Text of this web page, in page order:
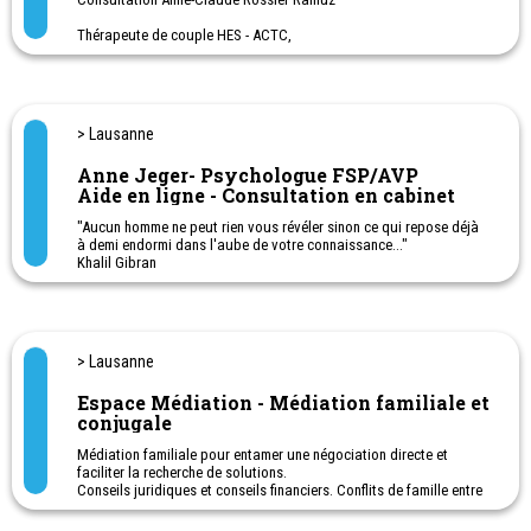
La consultation de couple prend en compte votre contexte
Ligne directe Consultation couple et famille CSP Vaud: 021
560 60 70
Consultation le lundi et un jeudi à quinzaine
Thérapeute de couple HES - ACTC,
Sexologue clinicienne UniGe
> Lausanne
Anne Jeger- Psychologue FSP/AVP
Aide en ligne - Consultation en cabinet
"Aucun homme ne peut rien vous révéler sinon ce qui repose déjà
à demi endormi dans l'aube de votre connaissance..."
Khalil Gibran
> Lausanne
Espace Médiation - Médiation familiale et
conjugale
Médiation familiale pour entamer une négociation directe et
faciliter la recherche de solutions.
Conseils juridiques et conseils financiers. Conflits de famille entre
parent(s) - enfants - Grands-parents... Conflits conjugaux,